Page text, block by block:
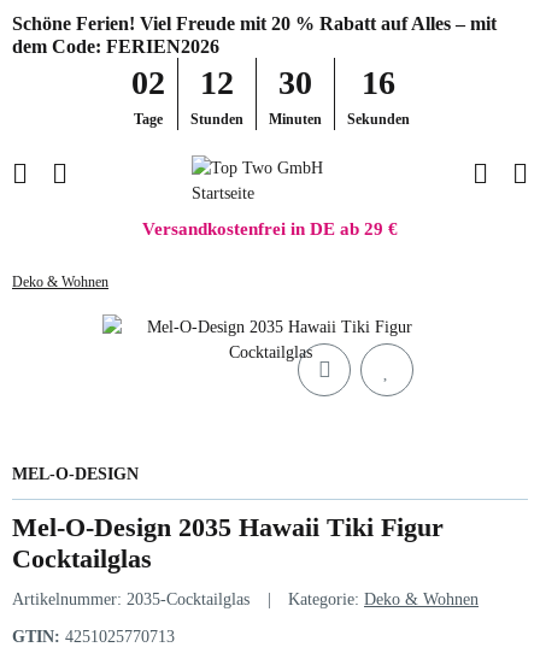
Schöne Ferien! Viel Freude mit 20 % Rabatt auf Alles – mit
dem Code: FERIEN2026
02
Tage
12
Stunden
30
Minuten
16
Sekunden
Versandkostenfrei in DE ab 29 €
Deko & Wohnen
MEL-O-DESIGN
Mel-O-Design 2035 Hawaii Tiki Figur
Cocktailglas
Artikelnummer: 2035-Cocktailglas Kategorie: Deko & Wohnen
GTIN: 4251025770713